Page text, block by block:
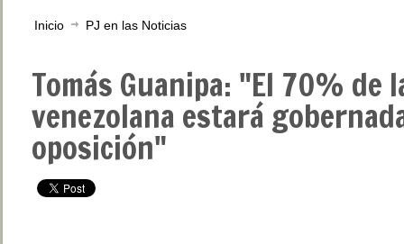
Inicio PJ en las Noticias
Tomás Guanipa: "El 70% de
venezolana estará
oposición"